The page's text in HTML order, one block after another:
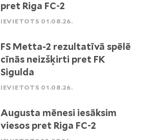
pret Riga FC-2
IEVIETOTS 01.08.26.
FS Metta-2 rezultatīvā spēlē
cīnās neizšķirti pret FK
Sigulda
IEVIETOTS 01.08.26.
Augusta mēnesi iesāksim
viesos pret Riga FC-2